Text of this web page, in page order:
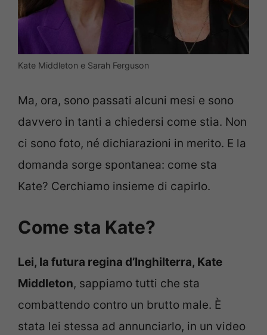
Kate Middleton e Sarah Ferguson
Ma, ora, sono passati alcuni mesi e sono
davvero in tanti a chiedersi come stia. Non
ci sono foto, né dichiarazioni in merito. E la
domanda sorge spontanea: come sta
Kate? Cerchiamo insieme di capirlo.
Come sta Kate?
Lei, la futura regina d’Inghilterra, Kate
Middleton, sappiamo tutti che sta
combattendo contro un brutto male. È
stata lei stessa ad annunciarlo, in un video